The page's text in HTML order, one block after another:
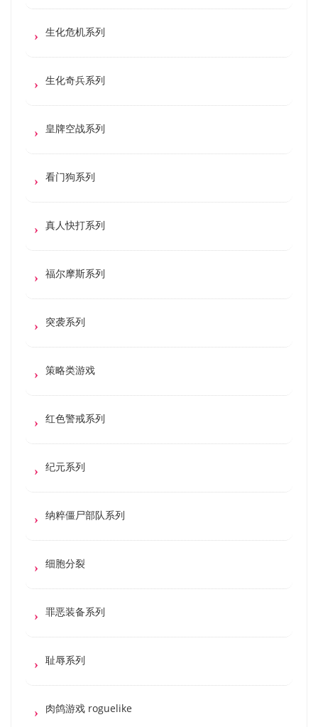
生化危机系列
生化奇兵系列
皇牌空战系列
看门狗系列
真人快打系列
福尔摩斯系列
突袭系列
策略类游戏
红色警戒系列
纪元系列
纳粹僵尸部队系列
细胞分裂
罪恶装备系列
耻辱系列
肉鸽游戏 roguelike